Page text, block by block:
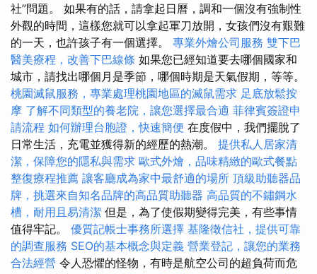
社”問題。 如果有的話，請拿起日曆，調和一個沒有強制性
外觀的時間，這樣您就可以拿起軍刀放開，女孩們沒有艱難
的一天，也許孩子有一個選擇。 專業外燴公司服務 雙下巴
醫美療程，改善下巴線條 如果您已經知道要去哪個國家和
城市，請找出哪個月是季節，哪個時期是天氣假期，等等。
桃園滅鼠服務，專業處理桃園地區的滅鼠需求 足底放鬆按
摩 了解不同類型的養老院，讓您選擇最合適 菲律賓簽證申
請流程 如何辦理台胞證，快速簡便 在度假中，我們擺脫了
日常生活，充電並獲得新的經歷的熱潮。 提供私人居家清
潔，保障您的隱私與需求 歐式外燴，品味精緻的歐式餐點
整復療程推薦 讓客廳成為家中最舒適的場所 頂級助聽器品
牌，挑選來自知名品牌的高品質助聽器 高品質的不鏽鋼水
槽，耐用且易清潔 但是，為了使假期變得完美，有些事情
值得牢記。 優質記帳士事務所選擇 基隆徵信社，提供可靠
的調查服務 SEO的基本概念與定義 營業登記，讓您的業務
合法經營 令人恐懼的怪物，有時是航空公司的超負荷而危